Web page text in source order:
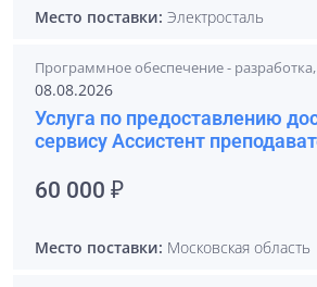
Место поставки: Электросталь
Программное обеспечение -
08.08.2026
Услуга по предоставлению
сервису Ассистент
60 000 ₽
Место поставки: Московская область